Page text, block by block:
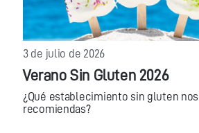
3 de julio de 2026
Verano Sin Gluten 2026
¿Qué establecimiento sin gluten nos
recomiendas?